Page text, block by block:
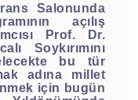
Salonunda
açılış
Prof. Dr.
Soykırımını
bu tür
adına millet
için bugün